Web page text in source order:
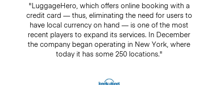
"LuggageHero, which offers online booking with a
credit card — thus, eliminating the need for users to
have local currency on hand — is one of the most
recent players to expand its services. In December
the company began operating in New York, where
today it has some 250 locations."